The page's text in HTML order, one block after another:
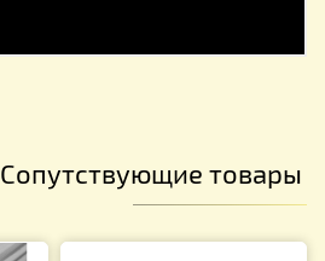
Сопутствующие товары